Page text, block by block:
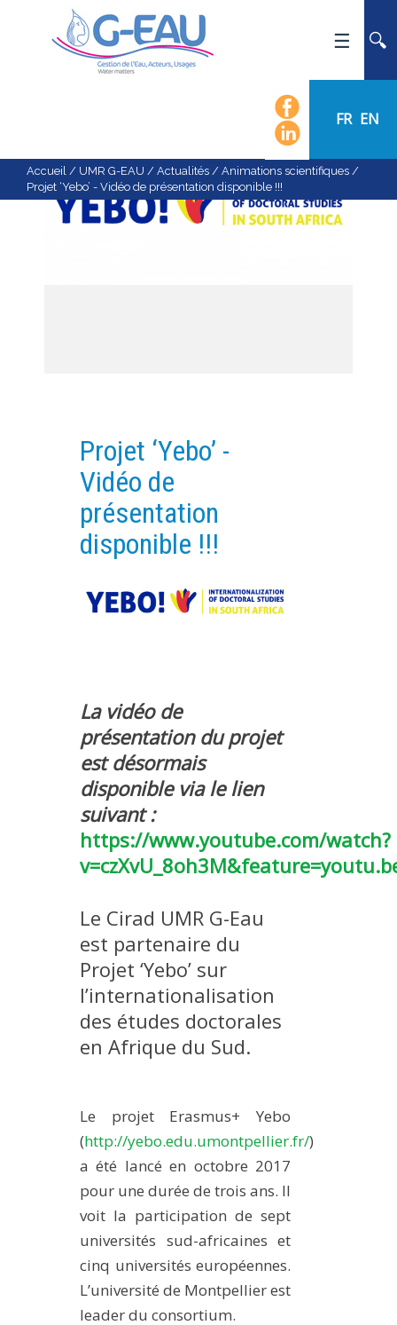
FR EN
ACTUALITÉS
AGENDA
CALENDRIER DES ÉVÈNEMENTS
IMPLANTATIONS GÉOGRAPHIQUES
PROJETS EN COURS
PROJETS TERMINÉS
NOS RÉSEAUX SCIENTIFIQUES ET TECHNIQUES
FORMATION
FORMATION DOCTORALE
THÈSES EN COURS
PRODUCTION
MÉTHODES ET OUTILS
LOGICIELS
PUBLICATIONS SUR HAL
WORKING PAPERS
NOTES THÉMATIQUES
NOS TRAVAUX EN VIDÉO
Accueil / UMR G-EAU / Actualités / Animations scientifiques /
Projet ‘Yebo’ - Vidéo de présentation disponible !!!
Projet ‘Yebo’ -
Vidéo de
présentation
disponible !!!
La vidéo de
présentation du projet
est désormais
disponible via le lien
suivant :
https://www.youtube.com/watch?
Le Cirad UMR G-Eau
est partenaire du
Projet ‘Yebo’ sur
l’internationalisation
des études doctorales
en Afrique du Sud.
Le projet Erasmus+ Yebo
(http://yebo.edu.umontpellier.fr/)
a été lancé en octobre 2017
pour une durée de trois ans. Il
voit la participation de sept
universités sud-africaines et
cinq universités européennes.
L’université de Montpellier est
leader du consortium.